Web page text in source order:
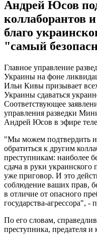
Андрей Юсов
коллаборантов
благо
"самый
Главное управление
Украины на фоне
Ильи Кивы призывает
Украины сдаваться
Соответствующее
управления разведки
Андрей Юсов в эфире
"Мы можем подтвердить и
обратиться к другим
преступникам: наиболее
сдача в руки украинского
уже приговор. И это
соблюдение ваших прав,
в отличие от опасного
государства-агрессора", -
По его словам,
преступника, предателя и